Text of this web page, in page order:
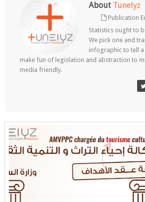
About Tunelyz
Publication
Statistics ought to
We pick one and
infographic to tell a
make fun of legislation and abstraction to
media friendly.